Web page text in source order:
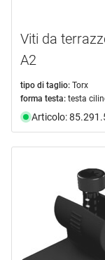
Viti da
A2
tipo di taglio: Torx
forma testa: testa
Articolo: